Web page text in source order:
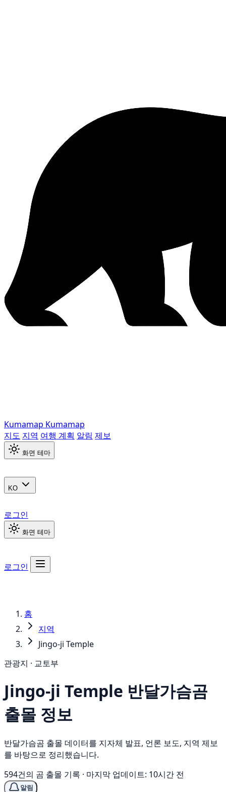
Kumamap Kumamap
지도 지역 여행 계획 알림 제보
화면 테마
KO
로그인
화면 테마
로그인
홈
지역
Jingo-ji Temple
관광지 · 교토부
Jingo-ji Temple 반달가슴곰
출몰 정보
반달가슴곰 출몰 데이터를 지자체 발표, 언론 보도, 지역 제보
를 바탕으로 정리했습니다.
594건의 곰 출몰 기록 · 마지막 업데이트: 10시간 전
알림